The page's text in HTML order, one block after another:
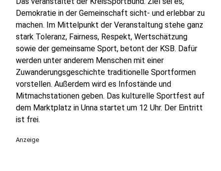
Demokratie in der Gemeinschaft sicht- und erlebbar zu
machen. Im Mittelpunkt der Veranstaltung stehe ganz
stark Toleranz, Fairness, Respekt, Wertschätzung
sowie der gemeinsame Sport, betont der KSB. Dafür
werden unter anderem Menschen mit einer
Zuwanderungsgeschichte traditionelle Sportformen
vorstellen. Außerdem wird es Infostände und
Mitmachstationen geben. Das kulturelle Sportfest auf
dem Marktplatz in Unna startet um 12 Uhr. Der Eintritt
ist frei.
Anzeige